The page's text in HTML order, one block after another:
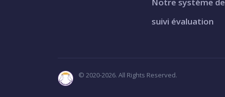
suivi évaluation
© 2020-2026. All Rights Reserved.